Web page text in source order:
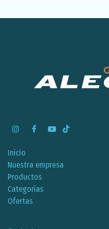
Inicio
Nuestra empresa
Productos
Categorías
Ofertas